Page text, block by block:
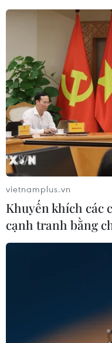
An Giang: Cháy lớn
khiến 5 căn nhà bị hư
vietnamplus.vn
Khuyến khích các
cạnh tranh bằng